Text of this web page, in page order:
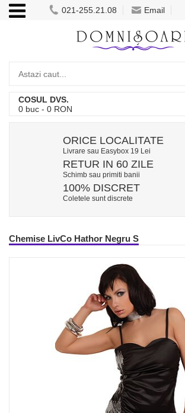
021-255.21.08 Email
COSUL DVS.
0 buc - 0 RON
ORICE LOCALITATE
Livrare sau Easybox 19 Lei
RETUR IN 60 ZILE
Schimb sau primiti banii
100% DISCRET
Coletele sunt discrete
Chemise LivCo Hathor Negru S